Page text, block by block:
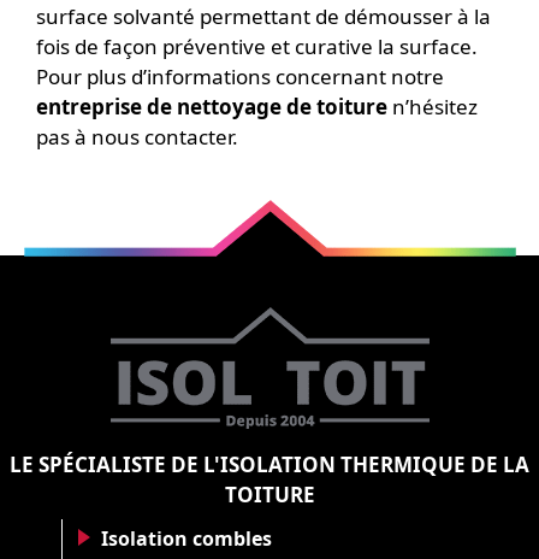
surface solvanté permettant de démousser à la
fois de façon préventive et curative la surface.
Pour plus d’informations concernant notre
entreprise de nettoyage de toiture n’hésitez
pas à nous contacter.
LE SPÉCIALISTE DE L'ISOLATION THERMIQUE DE LA
TOITURE
Isolation combles